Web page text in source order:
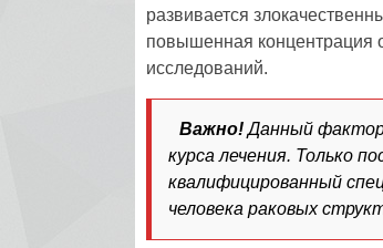
развивается
повышенная концентрация
исследований.
Важно!Данный фактор
курса лечения. Только
квалифицированный
человека раковых